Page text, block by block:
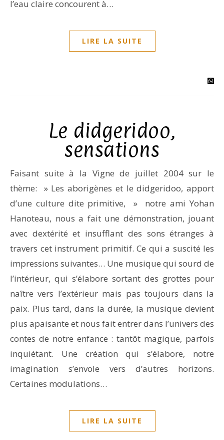
l’eau claire concourent à…
LIRE LA SUITE
Le didgeridoo,
sensations
Faisant suite à la Vigne de juillet 2004 sur le
thème: » Les aborigènes et le didgeridoo, apport
d’une culture dite primitive, » notre ami Yohan
Hanoteau, nous a fait une démonstration, jouant
avec dextérité et insufflant des sons étranges à
travers cet instrument primitif. Ce qui a suscité les
impressions suivantes… Une musique qui sourd de
l’intérieur, qui s’élabore sortant des grottes pour
naître vers l’extérieur mais pas toujours dans la
paix. Plus tard, dans la durée, la musique devient
plus apaisante et nous fait entrer dans l’univers des
contes de notre enfance : tantôt magique, parfois
inquiétant. Une création qui s’élabore, notre
imagination s’envole vers d’autres horizons.
Certaines modulations…
LIRE LA SUITE